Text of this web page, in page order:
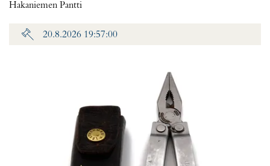
Hakaniemen Pantti
20.8.2026 19:57:00